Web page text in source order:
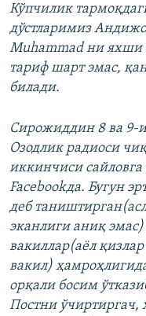
Кўпчилик
дўстларимиз
Muhammad ни яхши
тариф шарт эмас,
билади.
Сирожиддин 8 ва 9-
Озодлик радиоси
иккинчиси сайловга
Facebookда. Бугун
деб
эканлиги аниқ
вакиллар(аёл
вакил)
орқали босим
Постни